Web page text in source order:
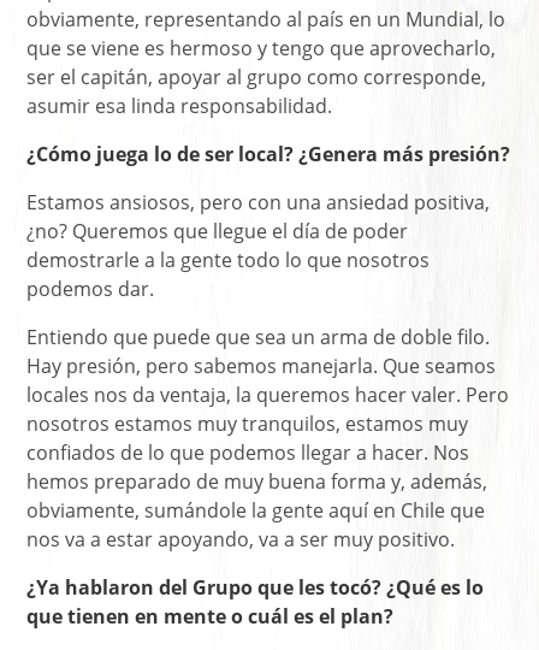
obviamente, representando al país en un Mundial, lo
que se viene es hermoso y tengo que aprovecharlo,
ser el capitán, apoyar al grupo como corresponde,
asumir esa linda responsabilidad.
¿Cómo juega lo de ser local? ¿Genera más presión?
Estamos ansiosos, pero con una ansiedad positiva,
¿no? Queremos que llegue el día de poder
demostrarle a la gente todo lo que nosotros
podemos dar.
Entiendo que puede que sea un arma de doble filo.
Hay presión, pero sabemos manejarla. Que seamos
locales nos da ventaja, la queremos hacer valer. Pero
nosotros estamos muy tranquilos, estamos muy
confiados de lo que podemos llegar a hacer. Nos
hemos preparado de muy buena forma y, además,
obviamente, sumándole la gente aquí en Chile que
nos va a estar apoyando, va a ser muy positivo.
¿Ya hablaron del Grupo que les tocó? ¿Qué es lo
que tienen en mente o cuál es el plan?